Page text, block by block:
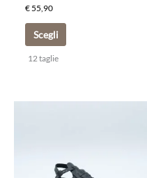
€55,90
Scegli
12 taglie
varianti.